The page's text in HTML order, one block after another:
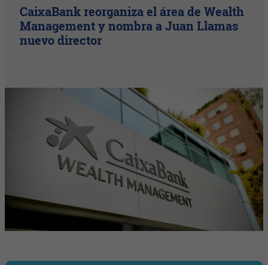
CaixaBank reorganiza el área de Wealth
Management y nombra a Juan Llamas
nuevo director